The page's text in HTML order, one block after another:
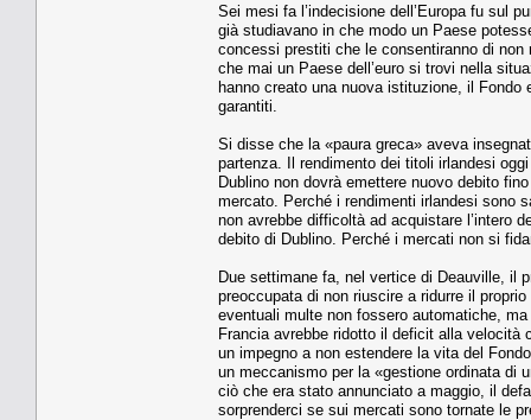
Sei mesi fa l’indecisione dell’Europa fu sul
già studiavano in che modo un Paese
concessi prestiti che le consentiranno di
che mai un Paese dell’euro si trovi nella
hanno creato una nuova istituzione, il
garantiti.
Si disse che la «paura greca» aveva
partenza. Il rendimento dei titoli irlandesi
Dublino non dovrà emettere nuovo debito
mercato. Perché i rendimenti irlandesi sono
non avrebbe difficoltà ad acquistare l’intero
debito di Dublino. Perché i mercati non si
Due settimane fa, nel vertice di Deauville, il
preoccupata di non riuscire a ridurre il
eventuali multe non fossero automatiche,
Francia avrebbe ridotto il deficit alla velocità
un impegno a non estendere la vita del
un meccanismo per la «gestione ordinata di
ciò che era stato annunciato a maggio, il
sorprenderci se sui mercati sono tornate le